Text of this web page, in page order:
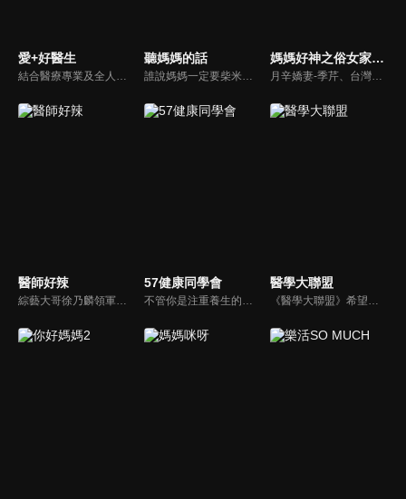
愛+好醫生 聽媽媽的話 媽媽好神之俗女家務事
月辛嬌妻-季芹、台灣好媳婦-佩甄，兩位世俗熟女 領軍各界菁英一起來探討你我關心的各種家務事。持續鎖定本節目就能夠讓你『俗女不出門，能知天下事』！
醫師好辣
綜藝大哥徐乃麟領軍，率領「好辣軍團」挑戰醫界麻辣話題，對上帥哥美女醫師團，不一樣的白色旋風即將登場！以前不敢說的，現在說給你聽，只要你想聽，我們就敢問！沒有不能聊，就怕不夠辣！絕對讓您耳目一新！打破傳統，跳脫框架！挖掘麻辣秘辛！
57健康同學會
不管你是注重養生的四、五年級，還是邁入熟男熟女的六年級生，或是充滿活力的七年級生，主播隋安德、許晶晶和醫藥記者及健康專家，要告訴大家自己的身體密碼，讓你健康滿分！
醫學大聯盟
《醫學大聯盟》希望打造一個知性趣味的平台，讓觀眾在輕鬆間了解正確的健康資訊，幫助自己和家人打造更健康的生活習慣。